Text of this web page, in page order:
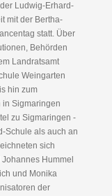
Ludwig-Erhard-
mit der Bertha-
statt. Über
Behörden
Landratsamt
Weingarten
hin zum
in Sigmaringen
zu Sigmaringen -
Schule als auch an
sich
Hummel
und Monika
der